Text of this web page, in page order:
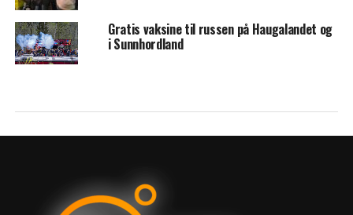
Gratis vaksine til russen på Haugalandet og
i Sunnhordland